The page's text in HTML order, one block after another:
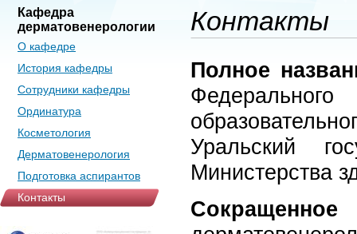
Контакты
Полное
Уральский
Министерства
Кафедра
дерматовенерологии
О кафедре
История кафедры
Сотрудники кафедры
Ординатура
Косметология
Дерматовенерология
Подготовка аспирантов
Контакты